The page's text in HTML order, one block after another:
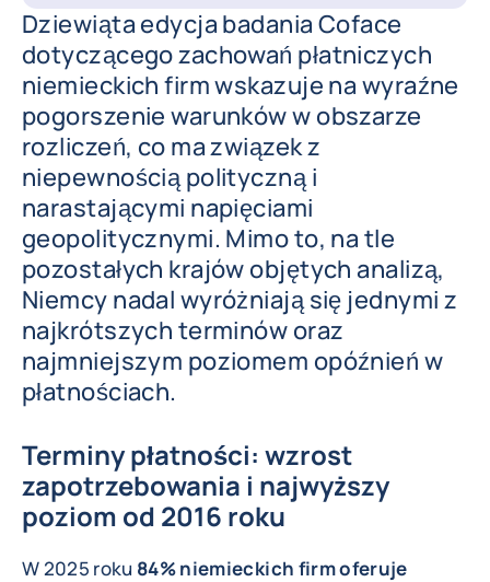
Dziewiąta edycja badania Coface
dotyczącego zachowań płatniczych
niemieckich firm wskazuje na wyraźne
pogorszenie warunków w obszarze
rozliczeń, co ma związek z
niepewnością polityczną i
narastającymi napięciami
geopolitycznymi. Mimo to, na tle
pozostałych krajów objętych analizą,
Niemcy nadal wyróżniają się jednymi z
najkrótszych terminów oraz
najmniejszym poziomem opóźnień w
płatnościach.
Terminy płatności: wzrost
zapotrzebowania i najwyższy
poziom od 2016 roku
W 2025 roku 84% niemieckich firm oferuje